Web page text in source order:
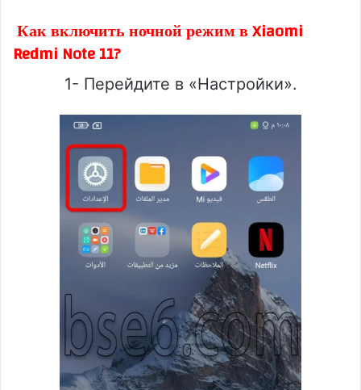
Как включить ночной режим в Xiaomi
Redmi Note 11?
1- Перейдите в «Настройки».